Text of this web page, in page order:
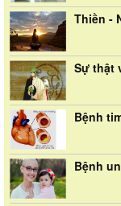
Thiền -
Sự thật
Bệnh
Bệnh